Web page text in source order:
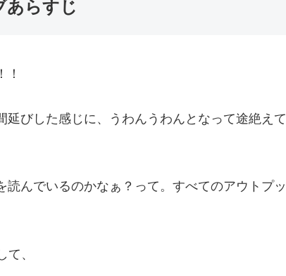
らすじ
！
びした感じに、うわんうわんとなって途絶えて
んでいるのかなぁ？って。すべてのアウトプッ
、